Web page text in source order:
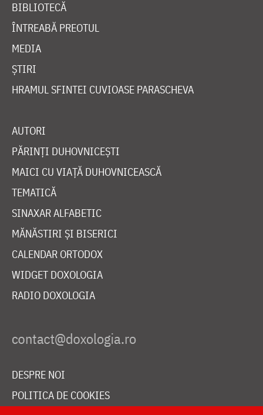
BIBLIOTECĂ
ÎNTREABĂ PREOTUL
MEDIA
ȘTIRI
HRAMUL SFINTEI CUVIOASE PARASCHEVA
AUTORI
PĂRINȚI DUHOVNICEȘTI
MAICI CU VIAȚĂ DUHOVNICEASCĂ
TEMATICĂ
SINAXAR ALFABETIC
MĂNĂSTIRI ȘI BISERICI
CALENDAR ORTODOX
WIDGET DOXOLOGIA
RADIO DOXOLOGIA
DESPRE NOI
POLITICA DE COOKIES